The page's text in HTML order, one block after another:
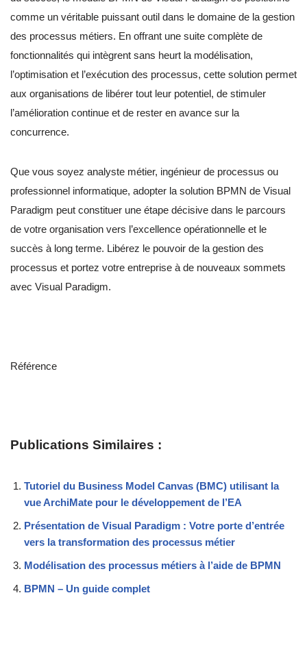
comme un véritable puissant outil dans le domaine de la gestion
des processus métiers. En offrant une suite complète de
fonctionnalités qui intègrent sans heurt la modélisation,
l’optimisation et l’exécution des processus, cette solution permet
aux organisations de libérer tout leur potentiel, de stimuler
l’amélioration continue et de rester en avance sur la
concurrence.
Que vous soyez analyste métier, ingénieur de processus ou
professionnel informatique, adopter la solution BPMN de Visual
Paradigm peut constituer une étape décisive dans le parcours
de votre organisation vers l’excellence opérationnelle et le
succès à long terme. Libérez le pouvoir de la gestion des
processus et portez votre entreprise à de nouveaux sommets
avec Visual Paradigm.
Référence
Publications Similaires :
Tutoriel du Business Model Canvas (BMC) utilisant la
vue ArchiMate pour le développement de l’EA
Présentation de Visual Paradigm : Votre porte d’entrée
vers la transformation des processus métier
Modélisation des processus métiers à l’aide de BPMN
BPMN – Un guide complet